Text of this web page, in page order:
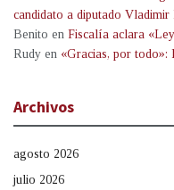
candidato a diputado Vladimir
Benito en Fiscalía aclara
Rudy en «Gracias, por todo»:
Archivos
agosto 2026
julio 2026